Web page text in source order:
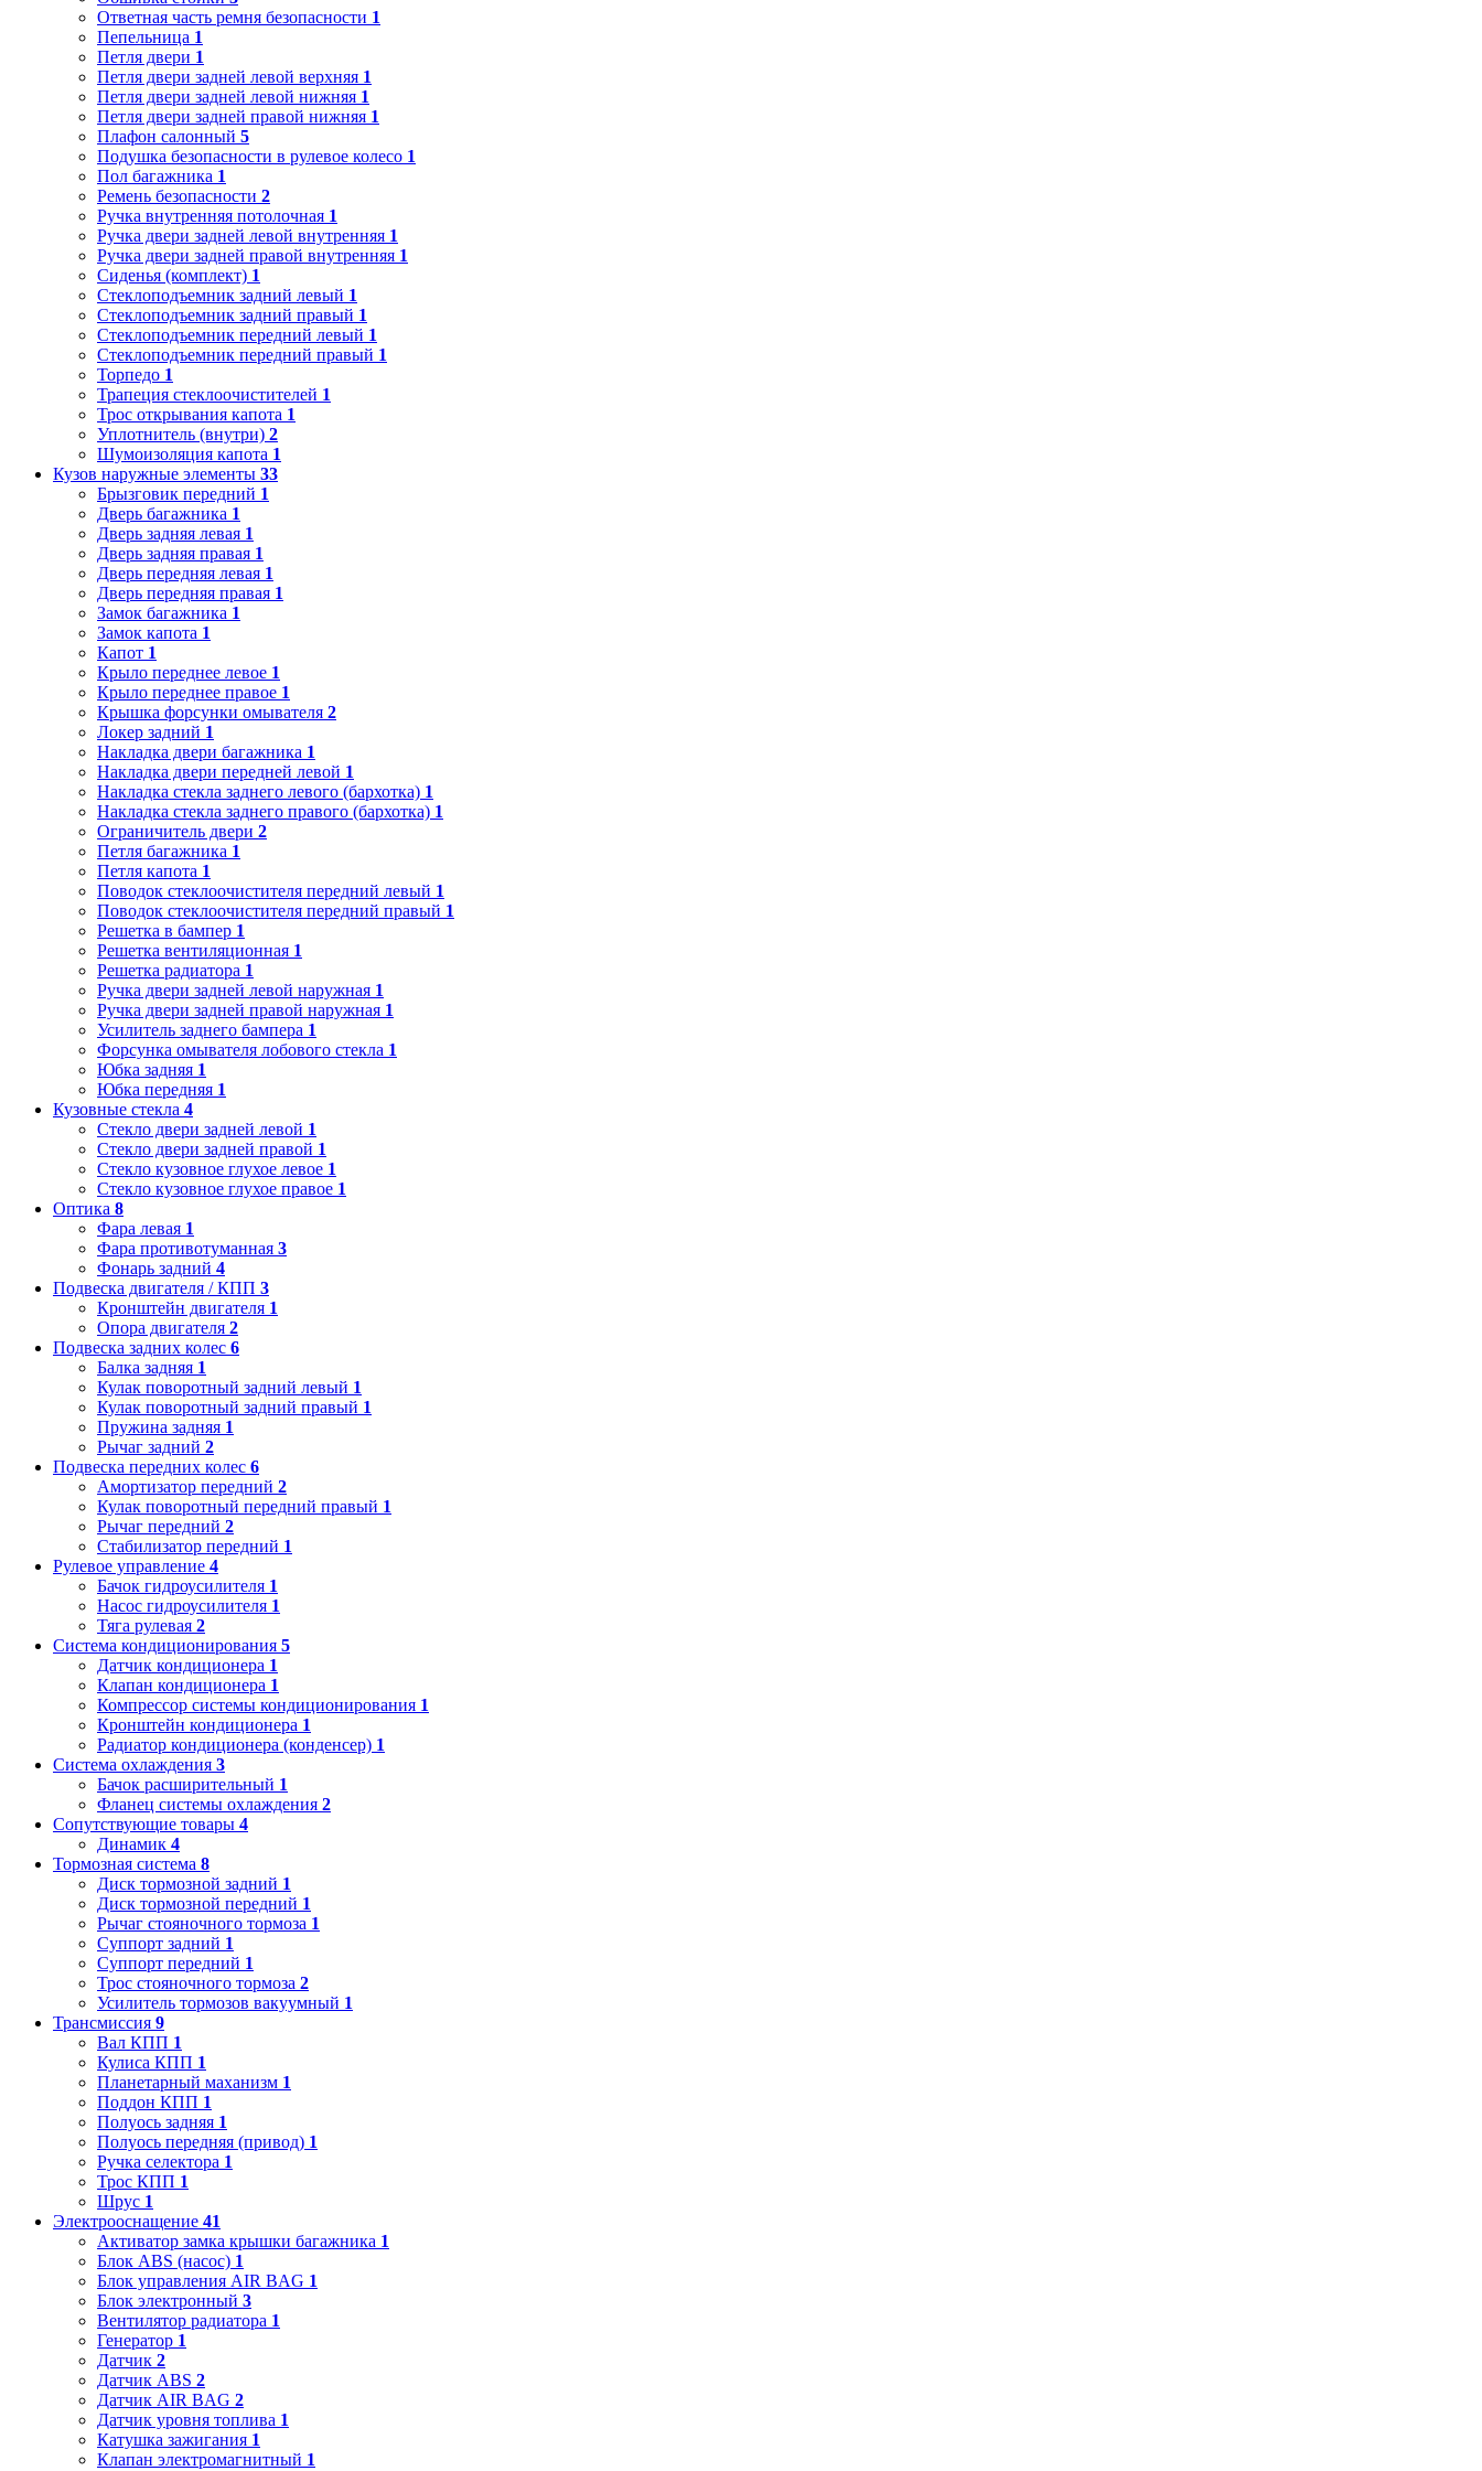
Ответная часть ремня безопасности 1
Пепельница 1
Петля двери 1
Петля двери задней левой верхняя 1
Петля двери задней левой нижняя 1
Петля двери задней правой нижняя 1
Плафон салонный 5
Подушка безопасности в рулевое колесо 1
Пол багажника 1
Ремень безопасности 2
Ручка внутренняя потолочная 1
Ручка двери задней левой внутренняя 1
Ручка двери задней правой внутренняя 1
Сиденья (комплект) 1
Стеклоподъемник задний левый 1
Стеклоподъемник задний правый 1
Стеклоподъемник передний левый 1
Стеклоподъемник передний правый 1
Торпедо 1
Трапеция стеклоочистителей 1
Трос открывания капота 1
Уплотнитель (внутри) 2
Шумоизоляция капота 1
Кузов наружные элементы 33
Брызговик передний 1
Дверь багажника 1
Дверь задняя левая 1
Дверь задняя правая 1
Дверь передняя левая 1
Дверь передняя правая 1
Замок багажника 1
Замок капота 1
Капот 1
Крыло переднее левое 1
Крыло переднее правое 1
Крышка форсунки омывателя 2
Локер задний 1
Накладка двери багажника 1
Накладка двери передней левой 1
Накладка стекла заднего левого (бархотка) 1
Накладка стекла заднего правого (бархотка) 1
Ограничитель двери 2
Петля багажника 1
Петля капота 1
Поводок стеклоочистителя передний левый 1
Поводок стеклоочистителя передний правый 1
Решетка в бампер 1
Решетка вентиляционная 1
Решетка радиатора 1
Ручка двери задней левой наружная 1
Ручка двери задней правой наружная 1
Усилитель заднего бампера 1
Форсунка омывателя лобового стекла 1
Юбка задняя 1
Юбка передняя 1
Кузовные стекла 4
Стекло двери задней левой 1
Стекло двери задней правой 1
Стекло кузовное глухое левое 1
Стекло кузовное глухое правое 1
Оптика 8
Фара левая 1
Фара противотуманная 3
Фонарь задний 4
Подвеска двигателя / КПП 3
Кронштейн двигателя 1
Опора двигателя 2
Подвеска задних колес 6
Балка задняя 1
Кулак поворотный задний левый 1
Кулак поворотный задний правый 1
Пружина задняя 1
Рычаг задний 2
Подвеска передних колес 6
Амортизатор передний 2
Кулак поворотный передний правый 1
Рычаг передний 2
Стабилизатор передний 1
Рулевое управление 4
Бачок гидроусилителя 1
Насос гидроусилителя 1
Тяга рулевая 2
Система кондиционирования 5
Датчик кондиционера 1
Клапан кондиционера 1
Компрессор системы кондиционирования 1
Кронштейн кондиционера 1
Радиатор кондиционера (конденсер) 1
Система охлаждения 3
Бачок расширительный 1
Фланец системы охлаждения 2
Сопутствующие товары 4
Динамик 4
Тормозная система 8
Диск тормозной задний 1
Диск тормозной передний 1
Рычаг стояночного тормоза 1
Суппорт задний 1
Суппорт передний 1
Трос стояночного тормоза 2
Усилитель тормозов вакуумный 1
Трансмиссия 9
Вал КПП 1
Кулиса КПП 1
Планетарный маханизм 1
Поддон КПП 1
Полуось задняя 1
Полуось передняя (привод) 1
Ручка селектора 1
Трос КПП 1
Шрус 1
Электрооснащение 41
Активатор замка крышки багажника 1
Блок ABS (насос) 1
Блок управления AIR BAG 1
Блок электронный 3
Вентилятор радиатора 1
Генератор 1
Датчик 2
Датчик ABS 2
Датчик AIR BAG 2
Датчик уровня топлива 1
Катушка зажигания 1
Клапан электромагнитный 1